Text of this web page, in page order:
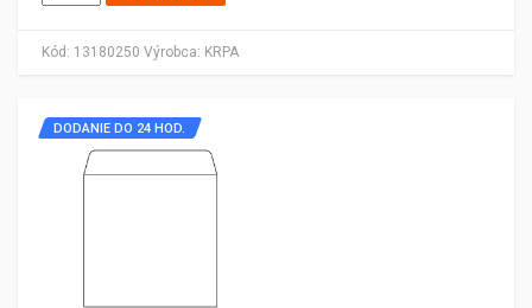
Kód: 13180250 Výrobca: KRPA
DODANIE DO 24 HOD.